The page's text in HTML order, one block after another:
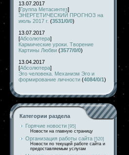
13.07.2017
[Группа Метасинтез]
ЭНЕРГЕТИЧЕСКИЙ ПРОГНОЗ на
июль 2017 г. (3531/0/0)
13.07.2017
[Абсолютера]
Кармические уроки. Творение
Картины Любви (3577/0/0)
13.04.2017
[Абсолютера]
Эго человека. Механизм Эго и
формирование личности (4084/0/1)
Категории раздела
Горячие новости [95]
Новости на главную страницу
Организация работы сайта [520]
Новости по текущей работе сайта и
предоставляемым услугам